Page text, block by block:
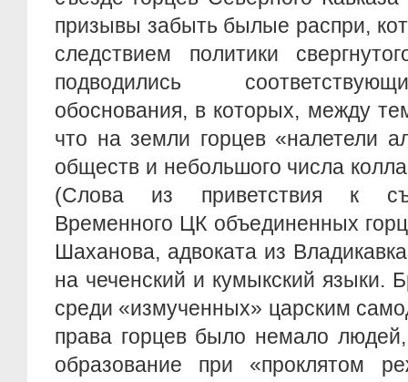
призывы забыть былые распри,
следствием политики
подводились
обоснования, в которых, между
что на земли горцев «налетели
обществ и небольшого числа
(Слова из приветствия к
Временного ЦК объединенных
Шаханова, адвоката из
на чеченский и кумыкский языки.
среди «измученных» царским
права горцев было немало
образование при «проклятом